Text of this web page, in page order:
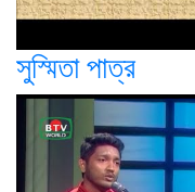
সুস্মিতা পাত্র